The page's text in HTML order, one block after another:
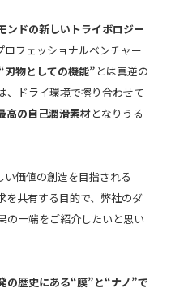
ンドの新しいトライボロジー
ロフェッショナルベンチャー
刃物としての機能” とは真逆の
、ドライ環境で擦り合わせて
高の自己潤滑素材となりうる
価値の創造を目指される
を共有する目的で、弊社のダ
の一端をご紹介したいと思い
の歴史にある“膜”と“ナノ”で